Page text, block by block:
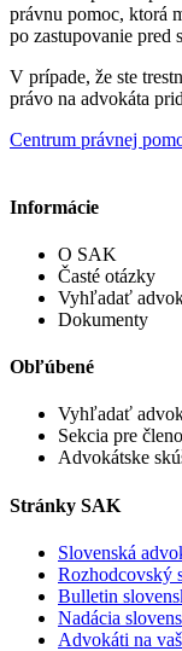
právnu pomoc, ktorá
po zastupovanie pred
V prípade, že ste
právo na advokáta
Centrum právnej
Informácie
O SAK
Časté otázky
Vyhľadať
Dokumenty
Obľúbené
Vyhľadať
Sekcia pre
Advokátske
Stránky SAK
Slovenská
Rozhodcovský
Bulletin
Nadácia
Advokáti na